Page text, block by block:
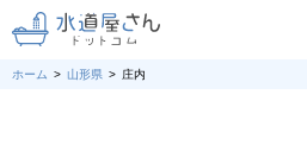
ホーム 山形県 庄内